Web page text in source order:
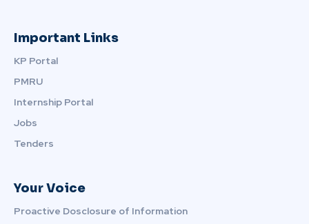
Important Links
KP Portal
PMRU
Internship Portal
Jobs
Tenders
Your Voice
Proactive Dosclosure of Information